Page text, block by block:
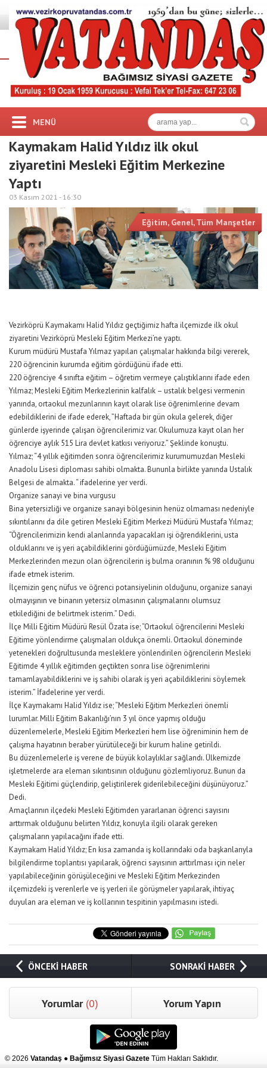
MENÜ
Kaymakam Halid Yıldız ilk okul
ziyaretini Mesleki Eğitim Merkezine
Yaptı
03 Kasım 2021 - 16:30
Eğitim, Genel,Tüm Manşetler
Vezirköprü Kaymakamı Halid Yıldız geçtiğimiz hafta ilçemizde ilk okul
ziyaretini Vezirköprü Mesleki Eğitim Merkezi’ne yaptı.
Kurum müdürü Mustafa Yılmaz yapılan çalışmalar hakkında bilgi vererek,
220 öğrencinin kurumda eğitim gördüğünü ifade etti.
220 öğrenciye 4 sınıfta eğitim – öğretim vermeye çalıştıklarını ifade eden
Yılmaz; Mesleki Eğitim Merkezlerinin kalfalık – ustalık belgesi vermenin
yanında, ortaokul mezunlarının kayıt olarak lise öğrenimlerine devam
edebildiklerini de ifade ederek, ”Haftada bir gün okula gelerek, diğer
günlerde işyerinde çalışan öğrencilerimiz var. Okulumuza kayıt olan her
öğrenciye aylık 515 Lira devlet katkısı veriyoruz.” Şeklinde konuştu.
Yılmaz; “4 yıllık eğitimden sonra öğrencilerimiz kurumumuzdan Mesleki
Anadolu Lisesi diploması sahibi olmakta. Bununla birlikte yanında Ustalık
Belgesi de almakta. “ ifadelerine yer verdi.
Organize sanayi ve bina vurgusu
Bina yetersizliği ve organize sanayi bölgesinin henüz olmaması nedeniyle
sıkıntılarını da dile getiren Mesleki Eğitim Merkezi Müdürü Mustafa Yılmaz;
“Öğrencilerimizin kendi alanlarında yapacakları işi öğrendiklerini, usta
olduklarını ve iş yeri açabildiklerini gördüğümüzde, Mesleki Eğitim
Merkezlerinden mezun olan öğrencilerin iş bulma oranının % 98 olduğunu
ifade etmek isterim.
İlçemizin genç nüfus ve öğrenci potansiyelinin olduğunu, organize sanayi
olmayışının ve binanın yetersiz olmasının çalışmalarını olumsuz
etkilediğini de belirtmek isterim.” Dedi.
İlçe Milli Eğitim Müdürü Resül Özata ise; “Ortaokul öğrencilerini Mesleki
Eğitime yönlendirme çalışmaları oldukça önemli. Ortaokul döneminde
yetenekleri doğrultusunda mesleklere yönlendirilen öğrencilerin Mesleki
Eğitimde 4 yıllık eğitimden geçtikten sonra lise öğrenimlerini
tamamlayabildiklerini ve iş sahibi olarak iş yeri açabildiklerini söylemek
isterim.” İfadelerine yer verdi.
İlçe Kaymakamı Halid Yıldız ise; “Mesleki Eğitim Merkezleri önemli
lurumlar. Milli Eğitim Bakanlığı’nın 3 yıl önce yapmış olduğu
düzenlemelerle, Mesleki Eğitim Merkezleri hem lise öğreniminin hem de
çalışma hayatının beraber yürütüleceği bir kurum haline getirildi.
Bu düzenlemelerle iş verene de büyük kolaylıklar sağlandı. Ülkemizde
işletmelerde ara eleman sıkıntısının olduğunu gözlemliyoruz. Bunun da
Mesleki Eğitimi güçlendirip, geliştirilerek giderilebileceğini düşünüyoruz.”
Dedi.
Amaçlarının ilçedeki Mesleki Eğitimden yararlanan öğrenci sayısını
arttırmak olduğunu belirten Yıldız, konuyla ilgili olarak gereken
çalışmaların yapılacağını ifade etti.
Kaymakam Halid Yıldız; En kısa zamanda iş kollarındaki oda başkanlarıyla
bilgilendirme toplantısı yapılarak, öğrenci sayısının arttırlması için neler
yapılabileceğinin görüşüleceğini ve Mesleki Eğitim Merkezinden
ilçemizdeki iş verenlerle ve iş yerleri ile görüşmeler yapılarak, ihtiyaç
duyulan ara eleman ve iş kollarının tespitinin yapılmasını istedi.
ÖNCEKİ HABER SONRAKİ HABER
Yorumlar (0) Yorum Yapın
© 2026 Vatandaş ● Bağımsız Siyasi Gazete Tüm Hakları Saklıdır.